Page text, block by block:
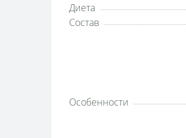
Диета
Состав
Особенности